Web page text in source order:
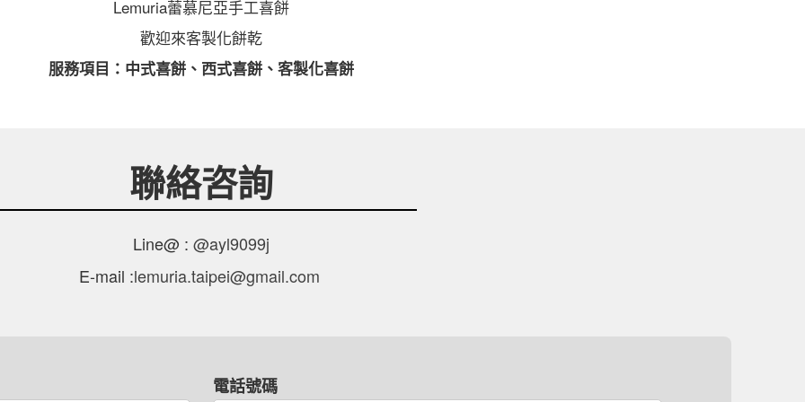
Lemuria蕾慕尼亞手工喜餅
歡迎來客製化餅乾
服務項目：中式喜餅、西式喜餅、客製化喜餅
聯絡咨詢
Line@ : @ayl9099j
E-mail :lemuria.taipei@gmail.com
電話號碼